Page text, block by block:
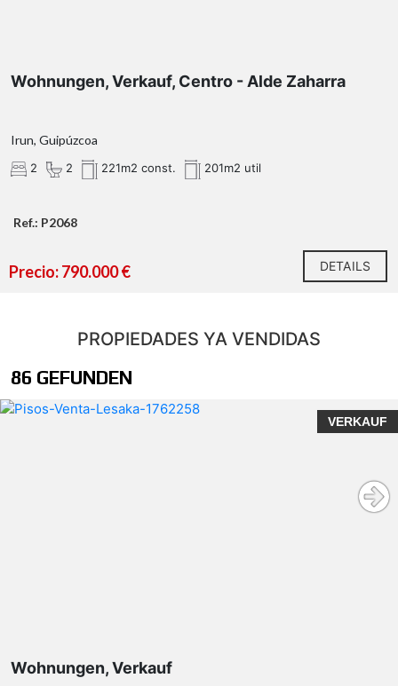
Wohnungen, Verkauf, Centro - Alde Zaharra
Irun, Guipúzcoa
2 2 221m2 const. 201m2 util
Ref.: P2068
Precio: 790.000 € DETAILS
PROPIEDADES YA VENDIDAS
86 GEFUNDEN
VERKAUF
Wohnungen, Verkauf